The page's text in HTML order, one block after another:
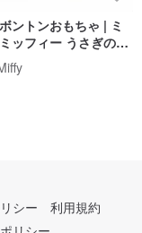
ントンおもちゃ | ミ
ッフィー うさぎのぬ
じめてのミッフィー
シー
利用規約